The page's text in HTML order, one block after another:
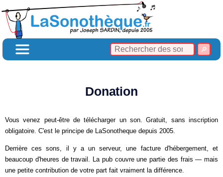
Donation
Vous venez peut-être de télécharger un son. Gratuit, sans inscription
obligatoire. C'est le principe de LaSonotheque depuis 2005.
Derrière ces sons, il y a un serveur, une facture d'hébergement, et
beaucoup d'heures de travail. La pub couvre une partie des frais — mais
une petite contribution de votre part fait vraiment la différence.